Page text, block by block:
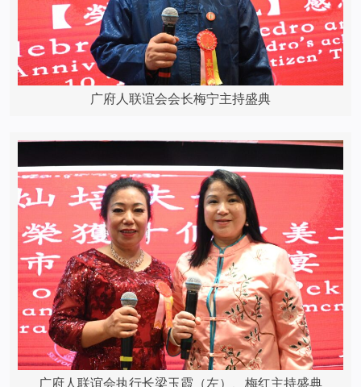
广府人联谊会会长梅宁主持盛典
广府人联谊会执行长梁玉霞（左）、梅红主持盛典